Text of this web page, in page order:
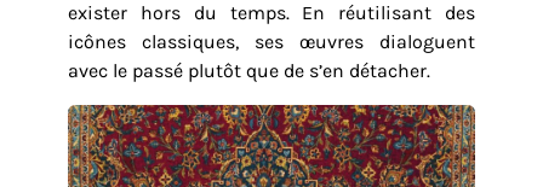
exister hors du temps. En réutilisant des
icônes classiques, ses œuvres dialoguent
avec le passé plutôt que de s’en détacher.